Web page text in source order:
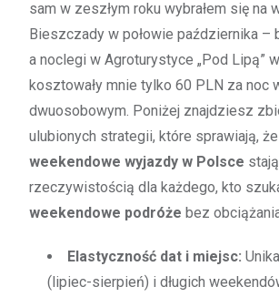
sam w zeszłym roku wybrałem się na
Bieszczady w połowie października –
a noclegi w Agroturystyce „Pod Lipą”
kosztowały mnie tylko 60 PLN za noc
dwuosobowym. Poniżej znajdziesz
ulubionych strategii, które sprawiają, że
weekendowe wyjazdy w Polsce
rzeczywistością dla każdego, kto
weekendowe podróże bez
Elastyczność dat i miejsc:
(lipiec-sierpień) i długich